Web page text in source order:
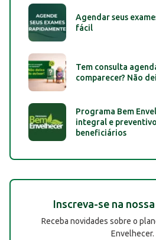
Agendar seus
fácil
Tem consulta
comparecer? Não
Programa Bem
integral e
beneficiários
Inscreva-se na
Receba novidades sobre o
Envelhecer.